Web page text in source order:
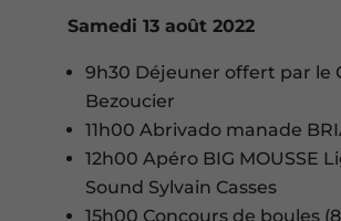
Samedi 13 août 2022
9h30 Déjeuner offert par le
Bezoucier
11h00 Abrivado manade
12h00 Apéro BIG MOUSSE
Sound Sylvain Casses
15h00 Concours de boules